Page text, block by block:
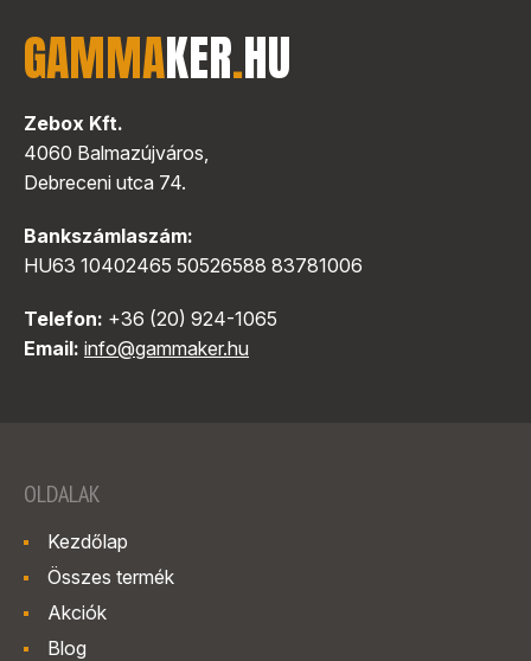
GAMMAKER.HU
Zebox Kft.
4060 Balmazújváros,
Debreceni utca 74.
Bankszámlaszám:
HU63 10402465 50526588 83781006
Telefon: +36 (20) 924-1065
Email: info@gammaker.hu
OLDALAK
Kezdőlap
Összes termék
Akciók
Blog